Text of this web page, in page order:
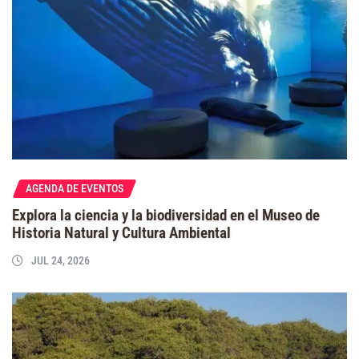
AGENDA DE EVENTOS
Explora la ciencia y la biodiversidad en el Museo de
Historia Natural y Cultura Ambiental
JUL 24, 2026